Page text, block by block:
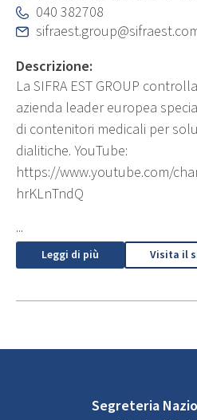
040 382708
Descrizione:
La SIFRA EST GROUP
azienda leader europea
di contenitori medicali per
dialitiche. YouTube:
https://www.youtube.com/
hrKLnTndQ
...
Leggi di più Visita il
Segreteria